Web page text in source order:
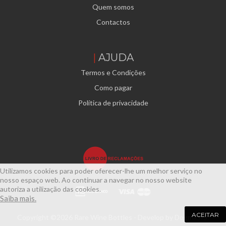
Quem somos
Contactos
AJUDA
Termos e Condições
Como pagar
Política de privacidade
Copyright ©2026 Rare Wine Bottles - Develop by DogmaSIS.
Utilizamos cookies para poder oferecer-lhe um melhor serviço no
nosso espaço web. Ao continuar a navegar no nosso website
autoriza a utilização das cookies.
Saiba mais.
ACEITAR